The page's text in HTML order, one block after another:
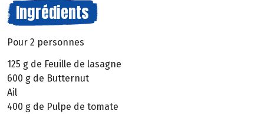
Ingrédients
Pour 2 personnes
125 g de Feuille de lasagne
600 g de Butternut
Ail
400 g de Pulpe de tomate